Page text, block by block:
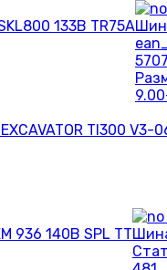
133B TR75A
TI300 V3-
936 140B SPL TT